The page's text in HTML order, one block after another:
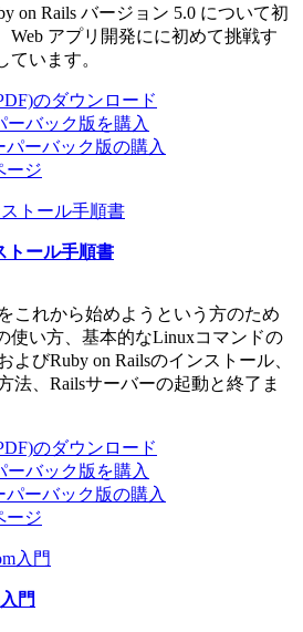
on Rails バージョン 5.0 について初
Web アプリ開発にに初めて挑戦す
ています。
のダウンロード
ーバック版を購入
ーバック版の購入
ージ
トール手順書
これから始めようという方のため
使い方、基本的なLinuxコマンドの
よびRuby on Railsのインストール、
法、Railsサーバーの起動と終了ま
のダウンロード
ーバック版を購入
ーバック版の購入
ージ
門